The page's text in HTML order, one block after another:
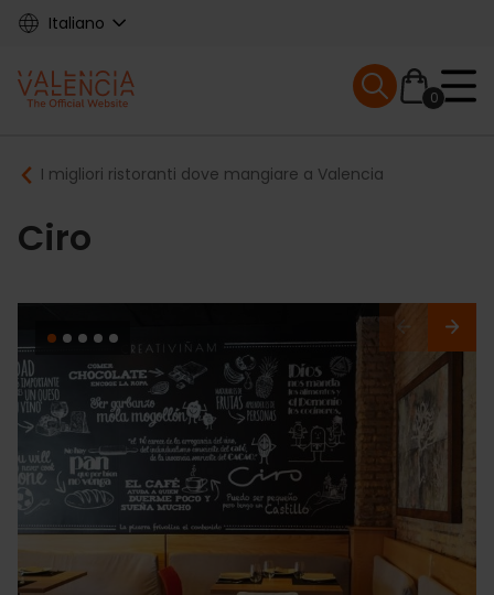
Skip
content
Italiano
Main
navigation
0
Mobile menu
Breadcrumb
I migliori ristoranti dove mangiare a Valencia
Ciro